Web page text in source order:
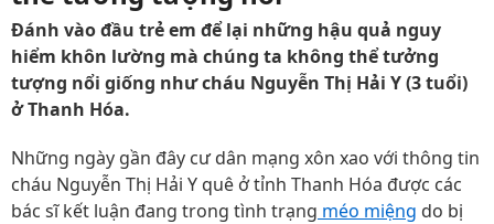
Đánh vào đầu trẻ em để lại những hậu quả nguy
hiểm khôn lường mà chúng ta không thể tưởng
tượng nổi giống như cháu Nguyễn Thị Hải Y (3 tuổi)
ở Thanh Hóa.
Những ngày gần đây cư dân mạng xôn xao với thông tin
cháu Nguyễn Thị Hải Y quê ở tỉnh Thanh Hóa được các
bác sĩ kết luận đang trong tình trạng méo miệng do bị